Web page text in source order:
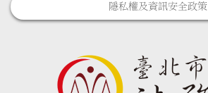
隱私權及資訊安全政策